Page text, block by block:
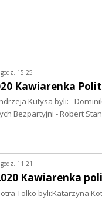
15:25
Kawiarenka
Kutysa byli: -
Bezpartyjni - Robert
11:21
Kawiarenka
Tolko byli:Katarzyna